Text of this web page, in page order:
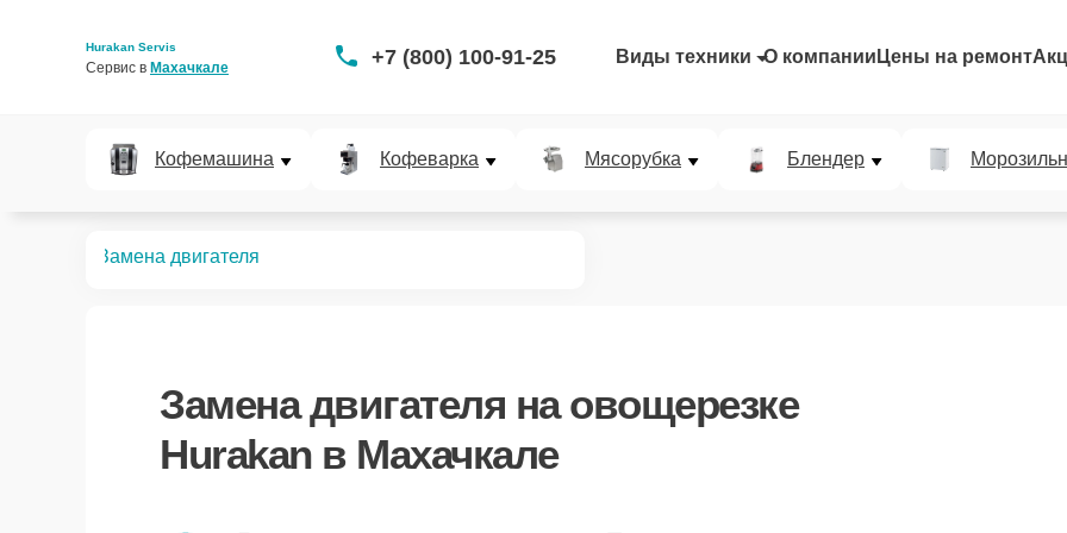
Hurakan Servis
Сервис в Махачкале +7 (800) 100-91-25 Виды техники О компании Цены на ремонт
Кофемашина Кофеварка Мясорубка Блендер
Замена двигателя
Замена двигателя на овощерезке
Hurakan в Махачкале